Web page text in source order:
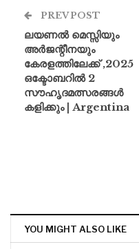
PREV POST
ലയണൽ മെസ്സിയും
അർജന്റീനയും
കേരളത്തിലേക്ക് ,2025
ഒക്ടോബറിൽ 2
സൗഹൃദമത്സരങ്ങൾ
കളിക്കും | Argentina
YOU MIGHT ALSO LIKE